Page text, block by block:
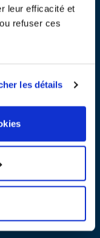
leur efficacité et
refuser ces
les détails
Réparation
la réparation